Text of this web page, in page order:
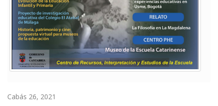
Cabás 26, 2021